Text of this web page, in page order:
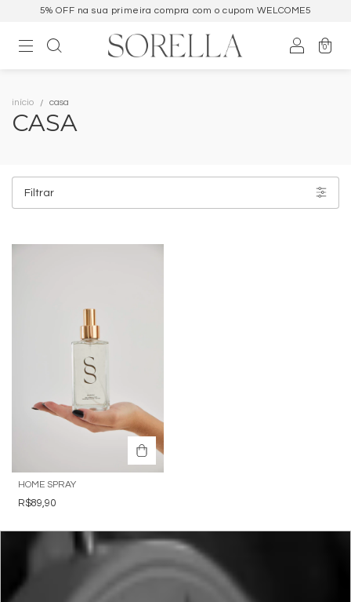
5% OFF na sua primeira compra com o cupom WELCOME5
0
início casa
CASA
Filtrar
HOME SPRAY
R$89,90